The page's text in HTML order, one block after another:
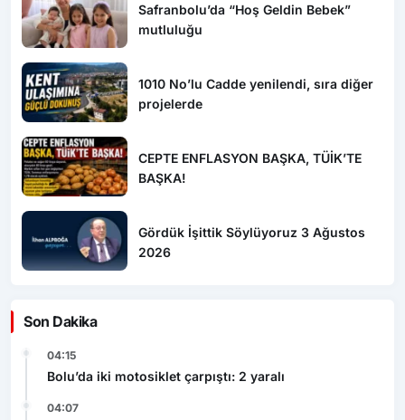
Safranbolu’da “Hoş Geldin Bebek”
mutluluğu
1010 No’lu Cadde yenilendi, sıra diğer
projelerde
CEPTE ENFLASYON BAŞKA, TÜİK’TE
BAŞKA!
Gördük İşittik Söylüyoruz 3 Ağustos
2026
Son Dakika
04:15
Bolu’da iki motosiklet çarpıştı: 2 yaralı
04:07